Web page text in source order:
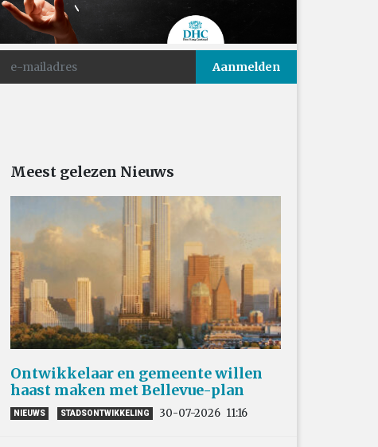
Meest gelezen Nieuws
Ontwikkelaar en gemeente willen
haast maken met Bellevue-plan
NIEUWS STADSONTWIKKELING 30-07-2026 11:16